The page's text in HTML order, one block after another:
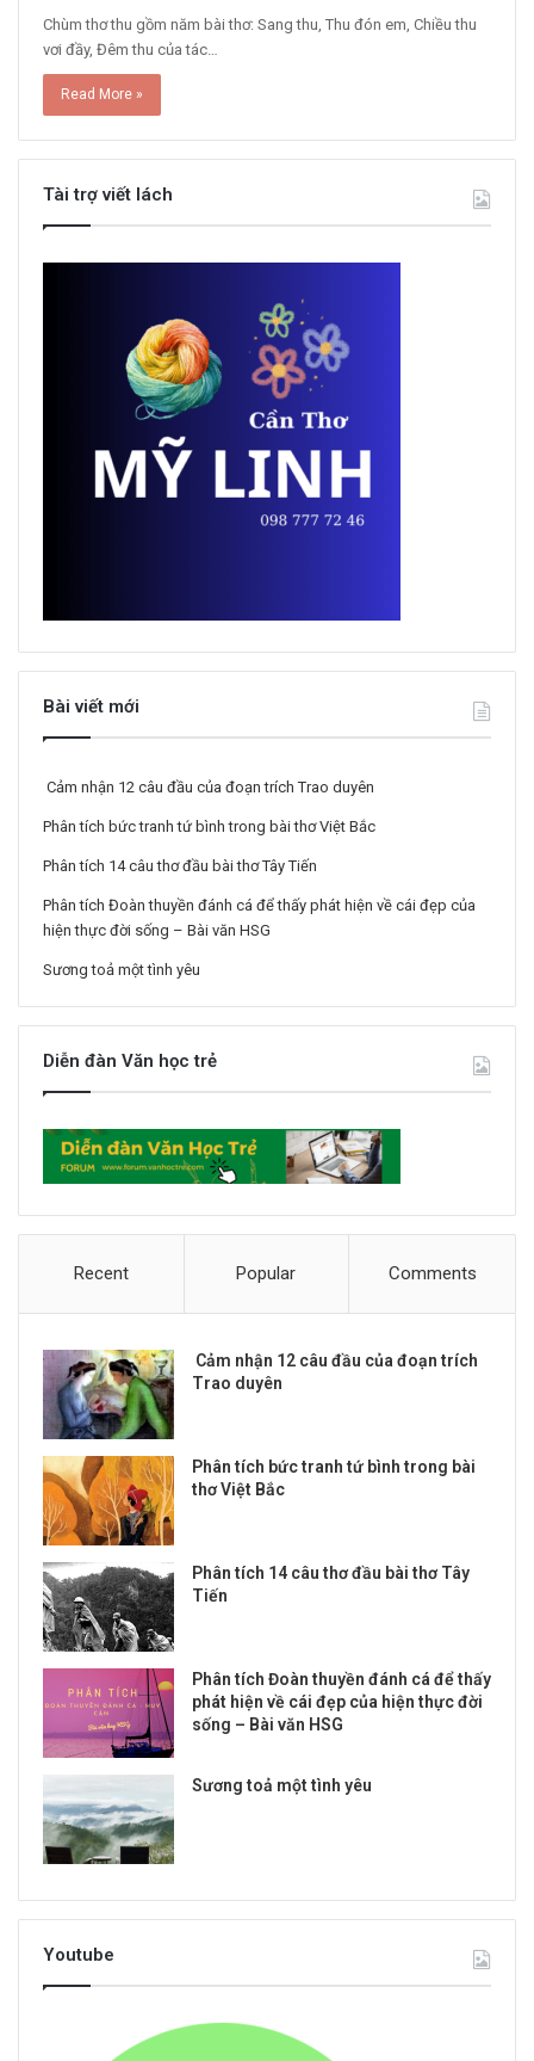
Chùm thơ thu gồm năm bài thơ: Sang thu, Thu đón em, Chiều thu
vơi đầy, Đêm thu của tác…
Read More »
Tài trợ viết lách
Bài viết mới
Cảm nhận 12 câu đầu của đoạn trích Trao duyên
Phân tích bức tranh tứ bình trong bài thơ Việt Bắc
Phân tích 14 câu thơ đầu bài thơ Tây Tiến
Phân tích Đoàn thuyền đánh cá để thấy phát hiện về cái đẹp của
hiện thực đời sống – Bài văn HSG
Sương toả một tình yêu
Diễn đàn Văn học trẻ
Recent Popular Comments
Cảm nhận 12 câu đầu của đoạn trích
Trao duyên
Phân tích bức tranh tứ bình trong bài
thơ Việt Bắc
Phân tích 14 câu thơ đầu bài thơ Tây
Tiến
Phân tích Đoàn thuyền đánh cá để thấy
phát hiện về cái đẹp của hiện thực đời
sống – Bài văn HSG
Sương toả một tình yêu
Youtube